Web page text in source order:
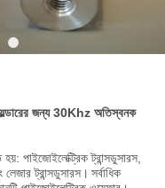
জন্য 30Khz অতিস্বনক
পাইজোইলেক্ট্রিক ট্রান্সডুসারস,
ট্রান্সডুসারস। সর্বাধিক